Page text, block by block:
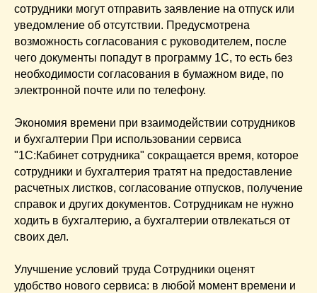
сотрудники могут отправить заявление на отпуск или
уведомление об отсутствии. Предусмотрена
возможность согласования с руководителем, после
чего документы попадут в программу 1С, то есть без
необходимости согласования в бумажном виде, по
электронной почте или по телефону.
Экономия времени при взаимодействии сотрудников
и бухгалтерии При использовании сервиса
"1С:Кабинет сотрудника" сокращается время, которое
сотрудники и бухгалтерия тратят на предоставление
расчетных листков, согласование отпусков, получение
справок и других документов. Сотрудникам не нужно
ходить в бухгалтерию, а бухгалтерии отвлекаться от
своих дел.
Улучшение условий труда Сотрудники оценят
удобство нового сервиса: в любой момент времени и